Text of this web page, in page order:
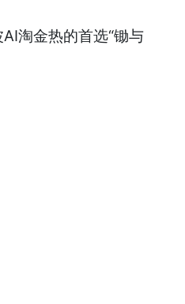
淘金热的首选“锄与